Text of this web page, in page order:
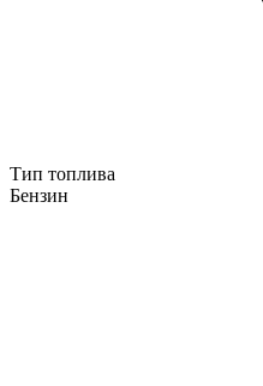
Тип топлива
Бензин